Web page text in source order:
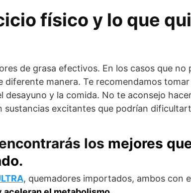
físico y lo que
de grasa efectivos. En los casos que no
diferente manera. Te recomendamos tomar
desayuno y la comida. No te aconsejo
sustancias excitantes que podrían
los mejores
.
, quemadores importados, ambos con